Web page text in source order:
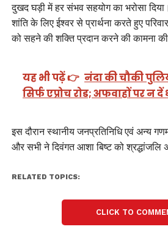
दुखद घड़ी में हर संभव सहयोग का भरोसा
शांति के लिए ईश्वर से प्रार्थना करते हुए
को सहने की शक्ति प्रदान करने की कामना
यह भी पढ़ें 👉 नंदा की चौकी
सिर्फ एप्रोच रोड; अफवाहों पर न दें
इस दौरान स्थानीय जनप्रतिनिधि एवं अन्य
और सभी ने दिवंगत आशा बिष्ट को श्रद्धांजलि
RELATED TOPICS:
CLICK TO